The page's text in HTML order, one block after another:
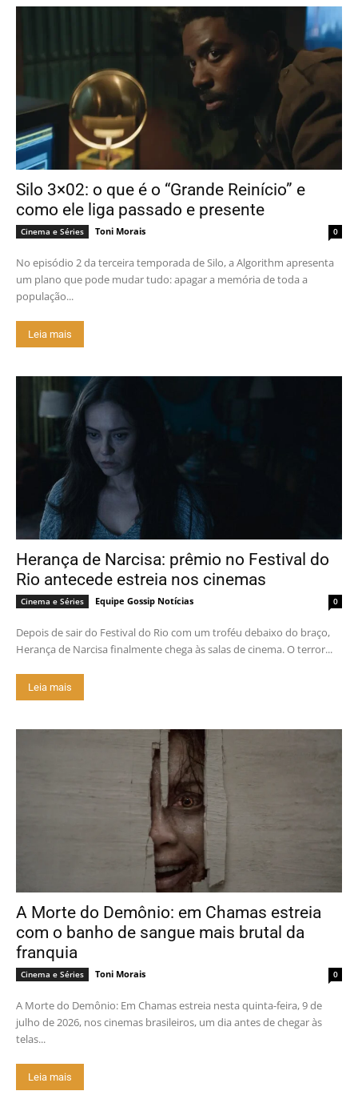
Silo 3×02: o que é o “Grande Reinício” e
como ele liga passado e presente
Cinema e Séries Toni Morais 0
No episódio 2 da terceira temporada de Silo, a Algorithm apresenta
um plano que pode mudar tudo: apagar a memória de toda a
população...
Leia mais
Herança de Narcisa: prêmio no Festival do
Rio antecede estreia nos cinemas
Cinema e Séries Equipe Gossip Notícias 0
Depois de sair do Festival do Rio com um troféu debaixo do braço,
Herança de Narcisa finalmente chega às salas de cinema. O terror...
Leia mais
A Morte do Demônio: em Chamas estreia
com o banho de sangue mais brutal da
franquia
Cinema e Séries Toni Morais 0
A Morte do Demônio: Em Chamas estreia nesta quinta-feira, 9 de
julho de 2026, nos cinemas brasileiros, um dia antes de chegar às
telas...
Leia mais